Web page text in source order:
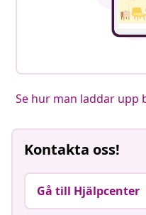
Se hur man laddar upp
Kontakta oss!
Gå till Hjälpcenter